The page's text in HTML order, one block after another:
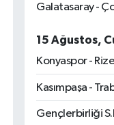
Galatasaray -
15 Ağustos,
Konyaspor -
Kasımpaşa -
Gençlerbirliği